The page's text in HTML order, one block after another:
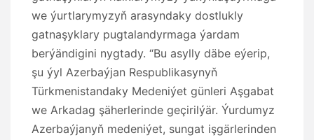
we ýurtlarymyzyň arasyndaky dostlukly
gatnaşyklary pugtalandyrmaga ýardam
berýändigini nygtady. “Bu asylly däbe eýerip,
şu ýyl Azerbaýjan Respublikasynyň
Türkmenistandaky Medeniýet günleri Aşgabat
we Arkadag şäherlerinde geçirilýär. Ýurdumyz
Azerbaýjanyň medeniýet, sungat işgärlerinden